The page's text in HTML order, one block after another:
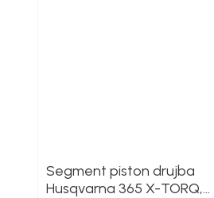
Segment piston drujba
Husqvarna 365 X-TORQ,